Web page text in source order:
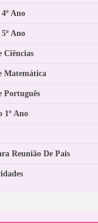
Ano
Ano
Ciências
Matemática
Português
1º Ano
Reunião De Pais